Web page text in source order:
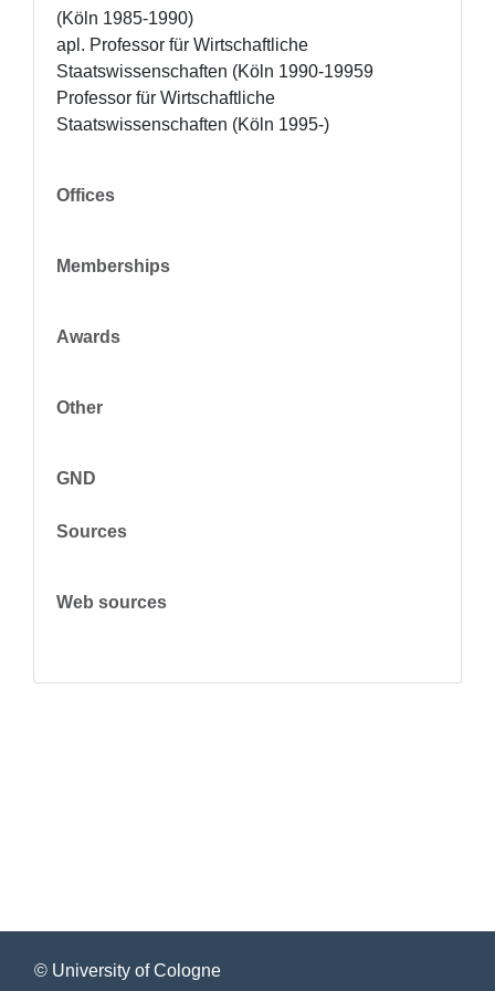
(Köln 1985-1990)
apl. Professor für Wirtschaftliche
Staatswissenschaften (Köln 1990-19959
Professor für Wirtschaftliche
Staatswissenschaften (Köln 1995-)
Offices
Memberships
Awards
Other
GND
Sources
Web sources
© University of Cologne